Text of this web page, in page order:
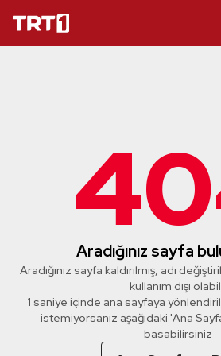
Aradığınız sayfa
Aradığınız sayfa kaldırılmış, adı
kullanım dışı
1 saniye içinde ana sayfaya
istemiyorsanız aşağıdaki 'Ana
basabilirsiniz